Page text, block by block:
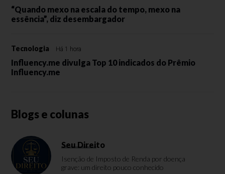
“Quando mexo na escala do tempo, mexo na
essência”, diz desembargador
Tecnologia Há 1 hora
Influency.me divulga Top 10 indicados do Prêmio
Influency.me
Blogs e colunas
Seu Direito
Isenção de Imposto de Renda por doença
grave: um direito pouco conhecido